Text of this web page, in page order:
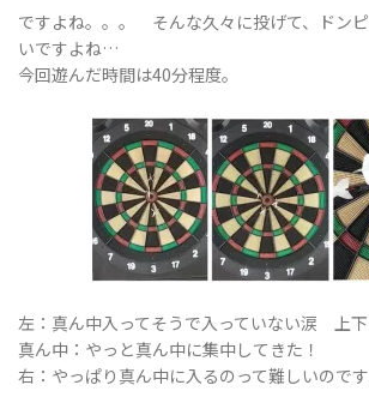
ですよね。。。 そんな久々に投げて、ドン
いですよね…
今回遊んだ時間は40分程度。
左：真ん中入ってそうで入っていない涙 上
真ん中：やっと真ん中に集中してきた！
右：やっぱり真ん中に入るのって難しいので